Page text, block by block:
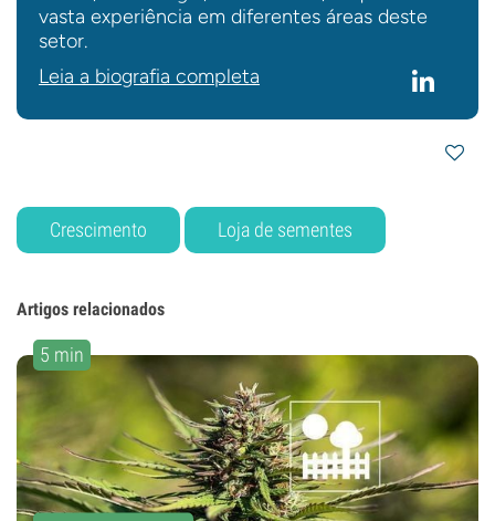
vasta experiência em diferentes áreas deste
setor.
Leia a biografia completa
Crescimento Loja de sementes
Artigos relacionados
5 min